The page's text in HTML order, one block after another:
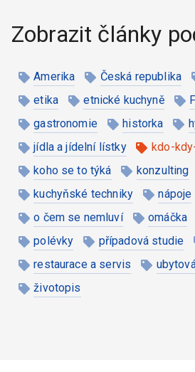
Zobrazit články
Amerika Česká republika
etika
etnické kuchyně
gastronomie
historka
jídla a jídelní lístky
kdo-
koho se to týká
konzulting
kuchyňské techniky
nápoje
o čem se nemluví
omáčka
polévky
případová studie
restaurace a servis
životopis